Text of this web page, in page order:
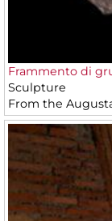
Frammento di
Sculpture
From the